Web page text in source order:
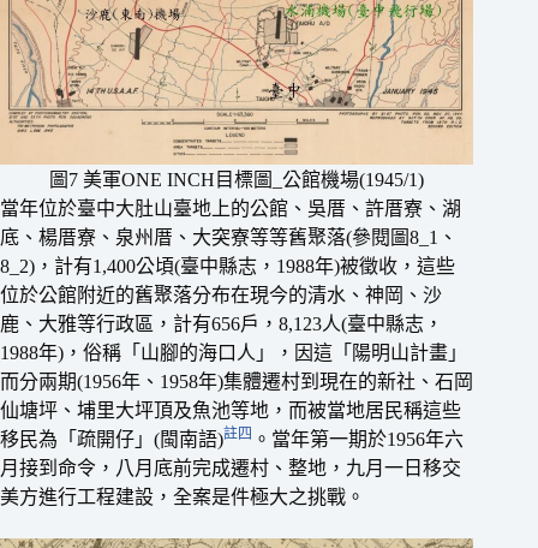
圖7 美軍ONE INCH目標圖_公館機場(1945/1)
當年位於臺中大肚山臺地上的公館、吳厝、許厝寮、湖
底、楊厝寮、泉州厝、大突寮等等舊聚落(參閱圖8_1、
8_2)，計有1,400公頃(臺中縣志，1988年)被徵收，這些
位於公館附近的舊聚落分布在現今的清水、神岡、沙
鹿、大雅等行政區，計有656戶，8,123人(臺中縣志，
1988年)，俗稱「山腳的海口人」，因這「陽明山計畫」
而分兩期(1956年、1958年)集體遷村到現在的新社、石岡
仙塘坪、埔里大坪頂及魚池等地，而被當地居民稱這些
移民為「疏開仔」(閩南語)註四 。當年第一期於1956年六
月接到命令，八月底前完成遷村、整地，九月一日移交
美方進行工程建設，全案是件極大之挑戰。